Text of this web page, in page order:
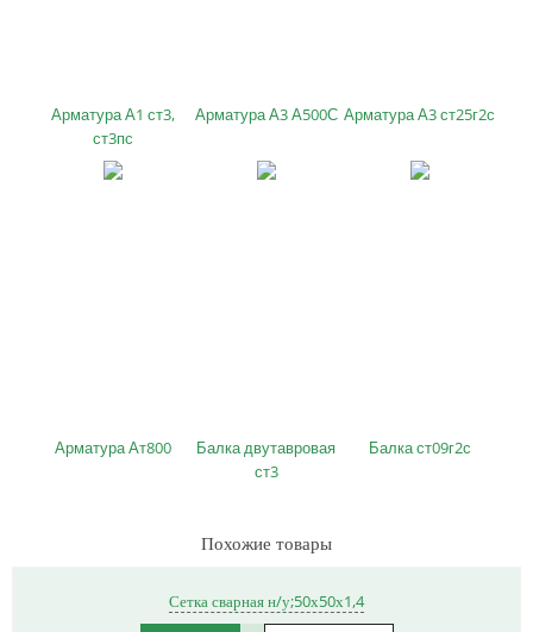
Арматура А1 ст3,
ст3пс
Арматура А3 А500С Арматура А3 ст25г2с
Арматура Ат800
Балка двутавровая
ст3
Балка ст09г2с
Похожие товары
Сетка сварная н/у;50х50х1,4